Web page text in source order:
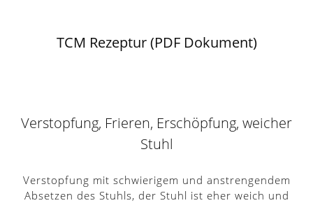
TCM Rezeptur (PDF Dokument)
Verstopfung, Frieren, Erschöpfung, weicher
Stuhl
Verstopfung mit schwierigem und anstrengendem
Absetzen des Stuhls, der Stuhl ist eher weich und